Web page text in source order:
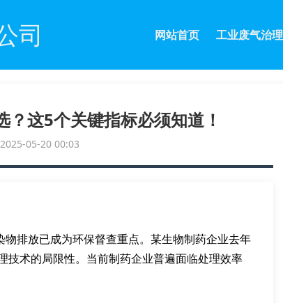
司 网站首页 工业废气治理
这5个关键指标必须知道！
05-20 00:03
排放已成为环保督查重点。某生物制药企业去年
技术的局限性。当前制药企业普遍面临处理效率